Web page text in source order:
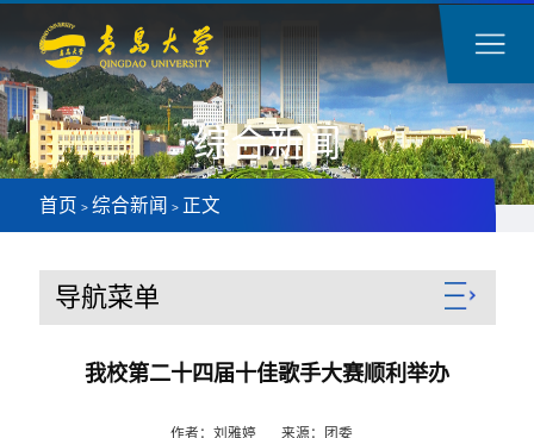
综合新闻
首页 > 综合新闻 > 正文
导航菜单
我校第二十四届十佳歌手大赛顺利举办
作者：刘雅婷 来源：团委